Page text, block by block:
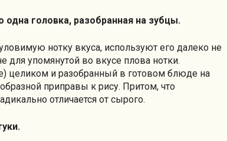
головка, разобранная на зубцы.
нотку вкуса, используют его далеко не
для упомянутой во вкусе плова нотки.
целиком и разобранный в готовом блюде на
приправы к рису. Притом, что
отличается от сырого.